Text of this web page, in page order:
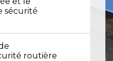
sécurité
routière